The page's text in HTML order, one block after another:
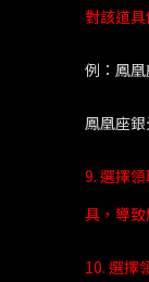
對該道
例：鳳
鳳凰座
9. 選擇
具，導
10. 選擇